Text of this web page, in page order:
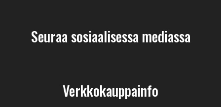
Seuraa sosiaalisessa mediassa
Verkkokauppainfo